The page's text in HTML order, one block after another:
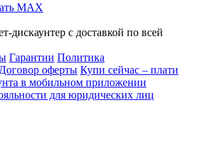
MAX
дискаунтер с доставкой по всей
Гарантии Политика
Договор оферты Купи сейчас – плати
в мобильном приложении
для юридических лиц